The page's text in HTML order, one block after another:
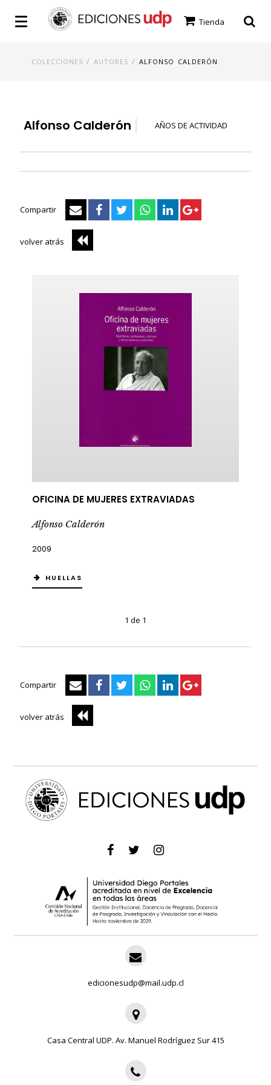
Tienda
COLECCIONES /AUTORES /ALFONSO CALDERÓN
Alfonso Calderón AÑOS DE ACTIVIDAD
Compartir
volver atrás
OFICINA DE MUJERES EXTRAVIADAS
Alfonso Calderón
2009
HUELLAS
1 de 1
Compartir
volver atrás
edicionesudp@mail.udp.cl
Casa Central UDP. Av. Manuel Rodríguez Sur 415